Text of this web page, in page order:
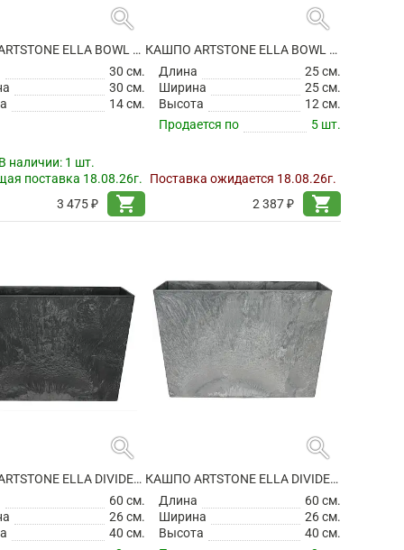
search
КАШПО ARTSTONE ELLA BOWL BLACK
30 см.
30 см.
14 см.
наличии: 1 шт.
поставка 18.08.26г.
3 475 ₽
shopping_cart
search
КАШПО ARTSTONE ELLA BOWL GREY
Длина
25 см.
Ширина
25 см.
Высота
12 см.
Продается по
5 шт.
Поставка ожидается 18.08.26г.
2 387 ₽
shopping_cart
search
КАШПО ARTSTONE ELLA DIVIDER BLACK
60 см.
26 см.
40 см.
search
КАШПО ARTSTONE ELLA DIVIDER GREY
Длина
60 см.
Ширина
26 см.
Высота
40 см.